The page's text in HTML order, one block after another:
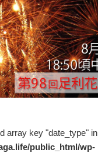
array key "date_type" in
public_html/wp-